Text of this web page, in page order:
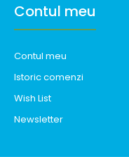
Contul meu
Contul meu
Istoric comenzi
Wish List
Newsletter